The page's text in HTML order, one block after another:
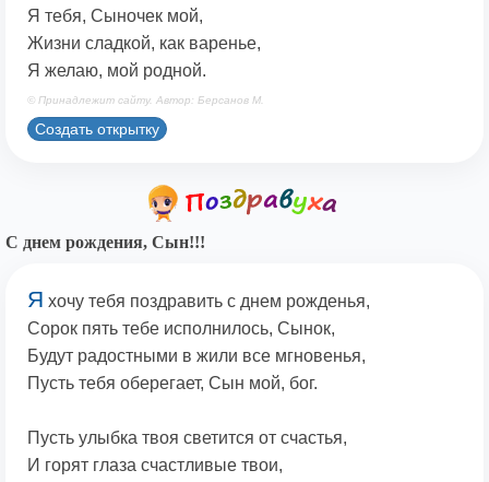
Я тебя, Сыночек мой,
Жизни сладкой, как варенье,
Я желаю, мой родной.
© Принадлежит сайту. Автор: Берсанов М.
Создать открытку
С днем рождения, Сын!!!
Я хочу тебя поздравить с днем рожденья,
Сорок пять тебе исполнилось, Сынок,
Будут радостными в жили все мгновенья,
Пусть тебя оберегает, Сын мой, бог.
Пусть улыбка твоя светится от счастья,
И горят глаза счастливые твои,